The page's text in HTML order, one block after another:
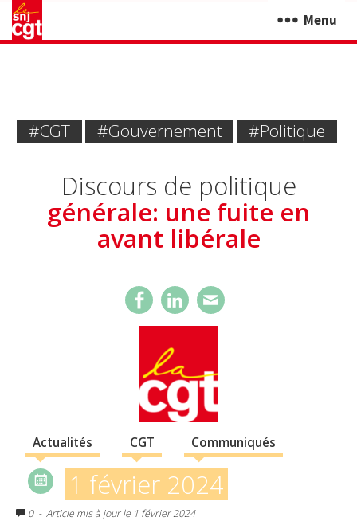
Menu
#CGT #Gouvernement #politique
Discours de politique
générale: une fuite en
avant libérale
Actualités CGT Communiqués
1 février 2024
0 - Article mis à jour le 1 février 2024